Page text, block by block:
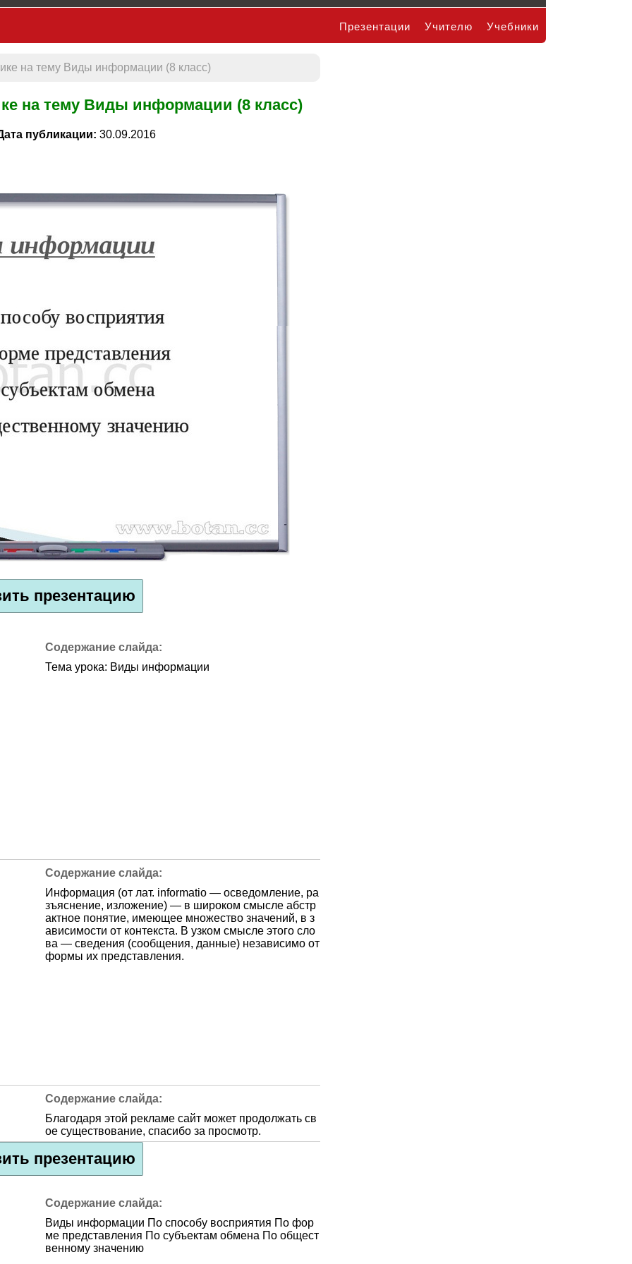
Учебники
Учителю
Презентации
на тему Виды информации (8 класс)
на тему Виды информации (8 класс)
публикации: 30.09.2016
презентацию
Тема урока: Виды информации
Информация (от лат. informatio — осведомление, ра
зъяснение, изложение) — в широком смысле абстр
актное понятие, имеющее множество значений, в з
ависимости от контекста. В узком смысле этого сло
ва — сведения (сообщения, данные) независимо от
формы их представления.
Благодаря этой рекламе сайт может продолжать св
ое существование, спасибо за просмотр.
презентацию
Виды информации По способу восприятия По фор
ме представления По субъектам обмена По общест
венному значению